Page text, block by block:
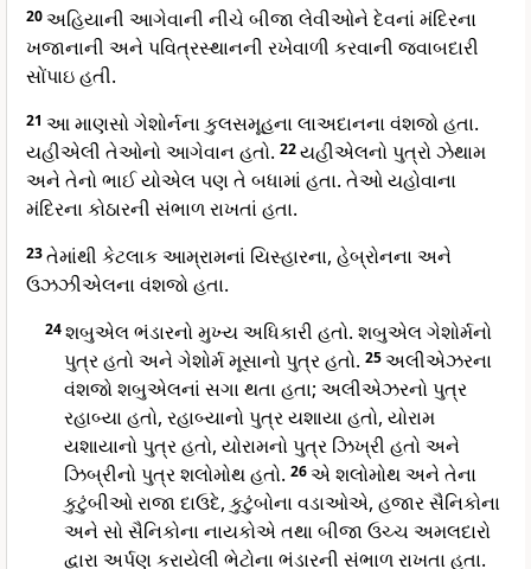
20અહિયાની આગેવાની નીચે બીજા લેવીઓને દેવનાં મંદિરના
ખજાનાની અને પવિત્રસ્થાનની રખેવાળી કરવાની જવાબદારી
સોંપાઇ હતી.
21 આ માણસો ગેશોર્નના કુલસમૂહના લાઅદાનના વંશજો હતા.
યહીએલી તેઓનો આગેવાન હતો. 22યહીએલનો પુત્રો ઝેથામ
અને તેનો ભાઈ યોએલ પણ તે બધામાં હતા. તેઓ યહોવાના
મંદિરના કોઠારની સંભાળ રાખતાં હતા.
23તેમાંથી કેટલાક આમ્રામનાં યિસ્હારના, હેબ્રોનના અને
ઉઝઝીએલના વંશજો હતા.
24શબુએલ ભંડારનો મુખ્ય અધિકારી હતો. શબુએલ ગેશોર્મનો
પુત્ર હતો અને ગેશોર્મ મૂસાનો પુત્ર હતો. 25અલીએઝરના
વંશજો શબુએલનાં સગા થતા હતા; અલીએઝરનો પુત્ર
રહાબ્યા હતો, રહાબ્યાનો પુત્ર યશાયા હતો, યોરામ
યશાયાનો પુત્ર હતો, યોરામનો પુત્ર ઝિખ્રી હતો અને
ઝિબ્રીનો પુત્ર શલોમોથ હતો. 26એ શલોમોથ અને તેના
કુટુંબીઓ રાજા દાઉદે, કુટુંબોના વડાઓએ, હજાર સૈનિકોના
અને સો સૈનિકોના નાયકોએ તથા બીજા ઉચ્ચ અમલદારો
દ્વારા અર્પણ કરાયેલી ભેટોના ભંડારની સંભાળ રાખતા હતા.